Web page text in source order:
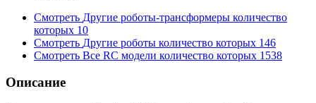
Смотреть Другие роботы-трансформеры количество
которых 10
Смотреть Другие роботы количество которых 146
Смотреть Все RC модели количество которых 1538
Описание